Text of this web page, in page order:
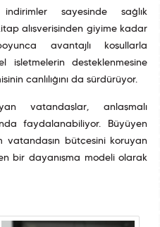
sayesinde sağlık
alışverişinden giyime kadar
avantajlı koşullarla
işletmelerin desteklenmesine
canlılığını da sürdürüyor.
vatandaşlar, anlaşmalı
faydalanabiliyor. Büyüyen
vatandaşın bütçesini koruyan
bir dayanışma modeli olarak